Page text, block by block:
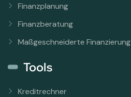
Finanzplanung
Finanzberatung
Maßgeschneiderte Finanzierung
Tools
Kreditrechner